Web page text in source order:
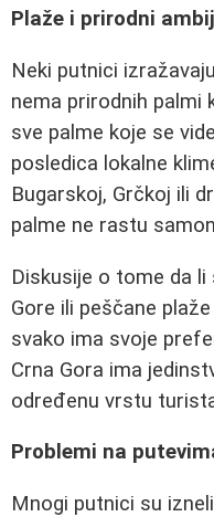
Plaže i prirodni
Neki putnici
nema prirodnih palmi
sve palme koje se
posledica lokalne
Bugarskoj, Grčkoj ili
palme ne rastu
Diskusije o tome da li
Gore ili peščane
svako ima svoje
Crna Gora ima
određenu vrstu
Problemi na
Mnogi putnici su